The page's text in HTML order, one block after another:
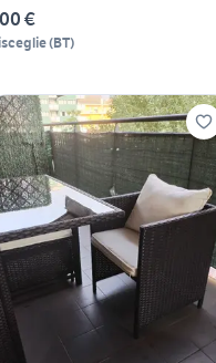
€
(BT)